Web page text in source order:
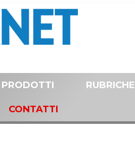
PRODOTTI RUBRICHE
CONTATTI